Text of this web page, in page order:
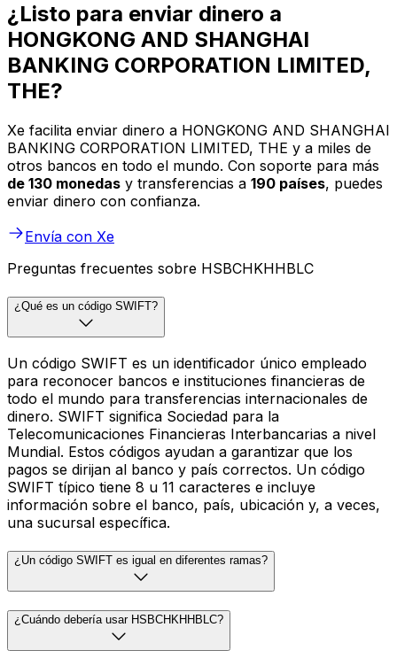
¿Listo para enviar dinero a
HONGKONG AND SHANGHAI
BANKING CORPORATION LIMITED,
THE?
Xe facilita enviar dinero a HONGKONG AND SHANGHAI
BANKING CORPORATION LIMITED, THE y a miles de
otros bancos en todo el mundo. Con soporte para más
de 130 monedas y transferencias a 190 países, puedes
enviar dinero con confianza.
Envía con Xe
Preguntas frecuentes sobre HSBCHKHHBLC
¿Qué es un código SWIFT?
Un código SWIFT es un identificador único empleado
para reconocer bancos e instituciones financieras de
todo el mundo para transferencias internacionales de
dinero. SWIFT significa Sociedad para la
Telecomunicaciones Financieras Interbancarias a nivel
Mundial. Estos códigos ayudan a garantizar que los
pagos se dirijan al banco y país correctos. Un código
SWIFT típico tiene 8 u 11 caracteres e incluye
información sobre el banco, país, ubicación y, a veces,
una sucursal específica.
¿Un código SWIFT es igual en diferentes ramas?
¿Cuándo debería usar HSBCHKHHBLC?